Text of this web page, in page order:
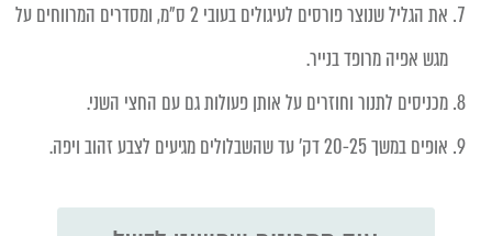
את הגליל שנוצר פורסים לעיגולים בעובי 2 ס"מ, ומסדרים המרווחים על
מגש אפיה מרופד בנייר.
מכניסים לתנור וחוזרים על אותן פעולות גם עם החצי השני.
אופים במשך 20-25 דק' עד שהשבלולים מגיעים לצבע זהוב ויפה.